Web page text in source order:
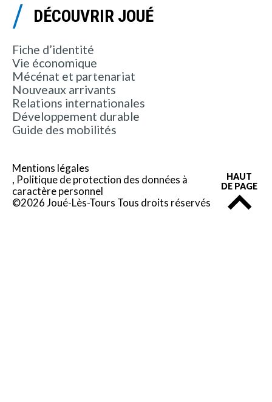
DÉCOUVRIR JOUÉ
Fiche d’identité
Vie économique
Mécénat et partenariat
Nouveaux arrivants
Relations internationales
Développement durable
Guide des mobilités
Mentions légales
Politique de protection des données à
caractère personnel
©2026 Joué-Lès-Tours Tous droits réservés
HAUT
DE PAGE